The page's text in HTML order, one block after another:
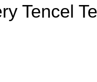
Tencel